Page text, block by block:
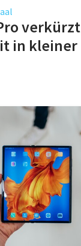
verkürzt
in kleiner